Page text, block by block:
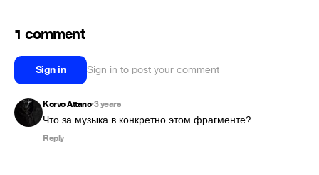
1 comment
Sign in Sign in to post your comment
Korvo Attano•3 years
Что за музыка в конкретно этом фрагменте?
Reply